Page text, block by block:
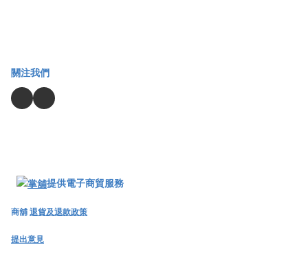
關注我們
提供電子商貿服務
商舖退貨及退款政策
提出意見